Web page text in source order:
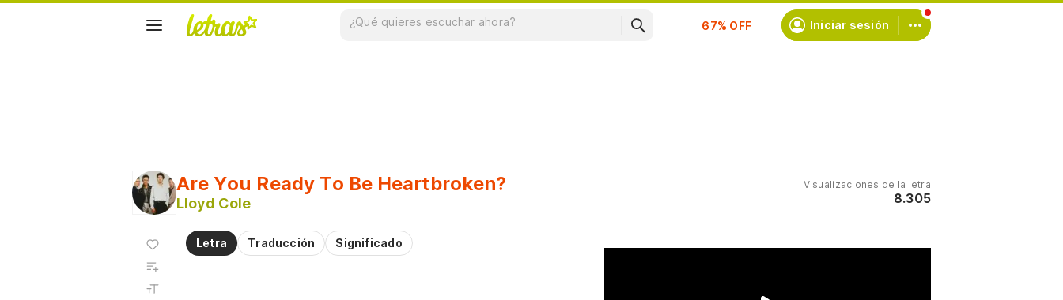
Suscríbete Iniciar sesión
Visualizaciones de la letra
8.305
Are You Ready To Be Heartbroken?
Lloyd Cole
Letra Traducción Significado
Agregar
favoritos
Agregar